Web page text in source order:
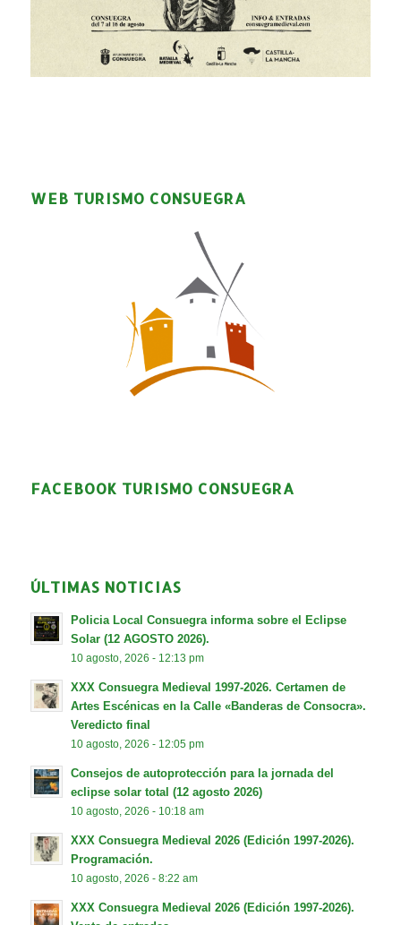
WEB TURISMO CONSUEGRA
FACEBOOK TURISMO CONSUEGRA
ÚLTIMAS NOTICIAS
Policia Local Consuegra informa sobre el Eclipse
Solar (12 AGOSTO 2026).
10 agosto, 2026 - 12:13 pm
XXX Consuegra Medieval 1997-2026. Certamen de
Artes Escénicas en la Calle «Banderas de Consocra».
Veredicto final
10 agosto, 2026 - 12:05 pm
Consejos de autoprotección para la jornada del
eclipse solar total (12 agosto 2026)
10 agosto, 2026 - 10:18 am
XXX Consuegra Medieval 2026 (Edición 1997-2026).
Programación.
10 agosto, 2026 - 8:22 am
XXX Consuegra Medieval 2026 (Edición 1997-2026).